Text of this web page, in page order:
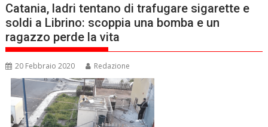
Catania, ladri tentano di trafugare sigarette e
soldi a Librino: scoppia una bomba e un
ragazzo perde la vita
20 Febbraio 2020 Redazione